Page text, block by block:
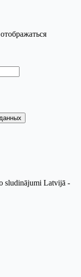
sludinājumi Latvijā -